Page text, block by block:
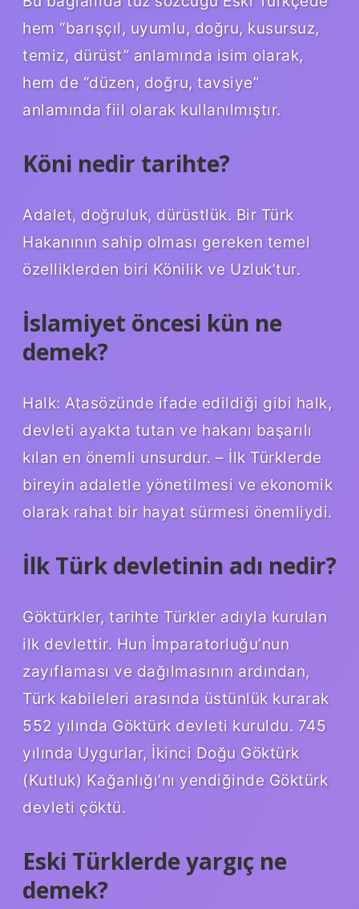
hem “barışçıl, uyumlu, doğru, kusursuz,
temiz, dürüst” anlamında isim olarak,
hem de “düzen, doğru, tavsiye”
anlamında fiil olarak kullanılmıştır.
Köni nedir tarihte?
Adalet, doğruluk, dürüstlük. Bir Türk
Hakanının sahip olması gereken temel
özelliklerden biri Könilik ve Uzluk’tur.
İslamiyet öncesi kün ne
demek?
Halk: Atasözünde ifade edildiği gibi halk,
devleti ayakta tutan ve hakanı başarılı
kılan en önemli unsurdur. – İlk Türklerde
bireyin adaletle yönetilmesi ve ekonomik
olarak rahat bir hayat sürmesi önemliydi.
İlk Türk devletinin adı nedir?
Göktürkler, tarihte Türkler adıyla kurulan
ilk devlettir. Hun İmparatorluğu’nun
zayıflaması ve dağılmasının ardından,
Türk kabileleri arasında üstünlük kurarak
552 yılında Göktürk devleti kuruldu. 745
yılında Uygurlar, İkinci Doğu Göktürk
(Kutluk) Kağanlığı’nı yendiğinde Göktürk
devleti çöktü.
Eski Türklerde yargıç ne
demek?